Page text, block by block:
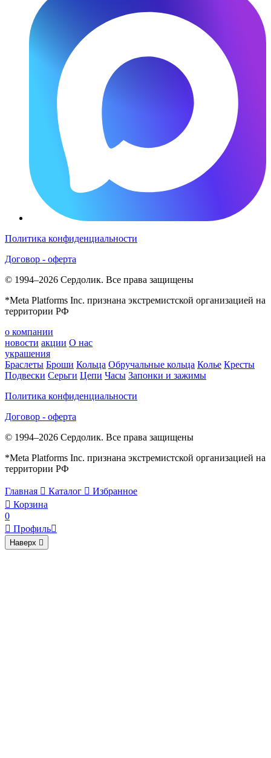
Политика конфиденциальности
Договор - оферта
© 1994–2026 Сердолик. Все права защищены
*Meta Platforms Inc. признана экстремистской организацией на
территории РФ
о компании
новости акции О нас
украшения
Браслеты Броши Кольца Обручальные кольца Колье Кресты
Подвески Серьги Цепи Часы Запонки и зажимы
Политика конфиденциальности
Договор - оферта
© 1994–2026 Сердолик. Все права защищены
*Meta Platforms Inc. признана экстремистской организацией на
территории РФ
Главная  Каталог  Избранное
 Корзина
0
 Профиль
Наверх 